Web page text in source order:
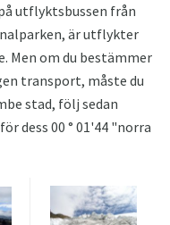
utflyktsbussen från
är utflykter
Men om du bestämmer
transport, måste du
stad, följ sedan
dess 00 ° 01'44 "norra